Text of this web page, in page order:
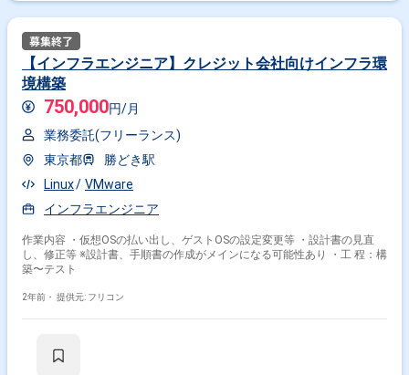
【インフラエンジニア】クレジット会社向けインフラ環
境構築
750,000円/月
業務委託(フリーランス)
東京都
勝どき駅
Linux
VMware
インフラエンジニア
作業内容 ・仮想OSの払い出し、ゲストOSの設定変更等 ・設計書の見直
し、修正等 ※設計書、手順書の作成がメインになる可能性あり ・工 程：構
築〜テスト
2年前・ 提供元: フリコン